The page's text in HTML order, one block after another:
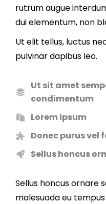
rutrum augue
dui elementum, non
Ut elit tellus, luctus
pulvinar dapibus leo.
Ut sit amet
condimentum
Lorem ipsum
Donec purus vel
Sellus honcus
Sellus honcus ornare
malesuada eu